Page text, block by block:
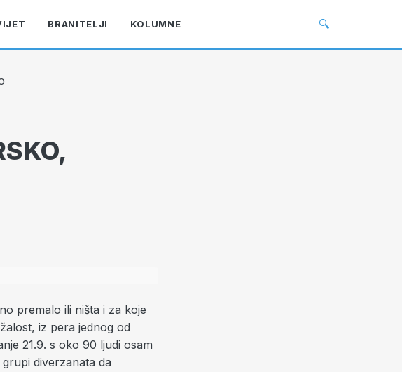
BRANITELJI KOLUMNE 🔍
premalo ili ništa i za koje
iz pera jednog od
21.9. s oko 90 ljudi osam
diverzanata da